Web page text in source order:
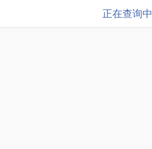
正在查询中